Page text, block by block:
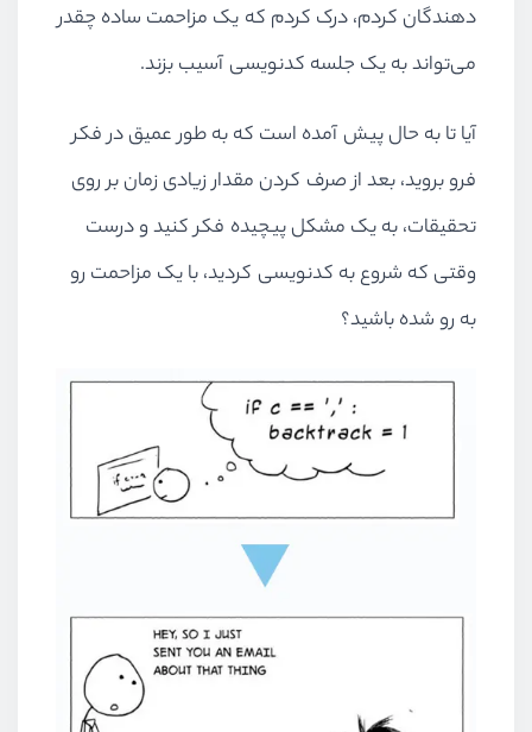
دهندگان کردم، درک کردم که یک مزاحمت ساده چقدر
می‌تواند به یک جلسه کدنویسی آسیب بزند.
آیا تا به حال پیش آمده است که به طور عمیق در فکر
فرو بروید، بعد از صرف کردن مقدار زیادی زمان بر روی
تحقیقات، به یک مشکل پیچیده فکر کنید و درست
وقتی که شروع به کدنویسی کردید، با یک مزاحمت رو
به رو شده باشید؟